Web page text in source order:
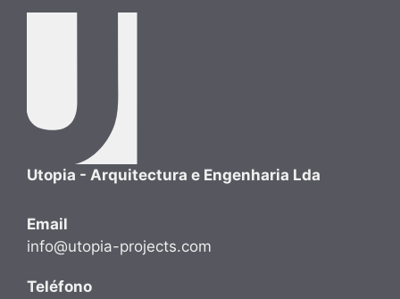
Utopia - Arquitectura e Engenharia Lda
Email
info@utopia-projects.com
Teléfono